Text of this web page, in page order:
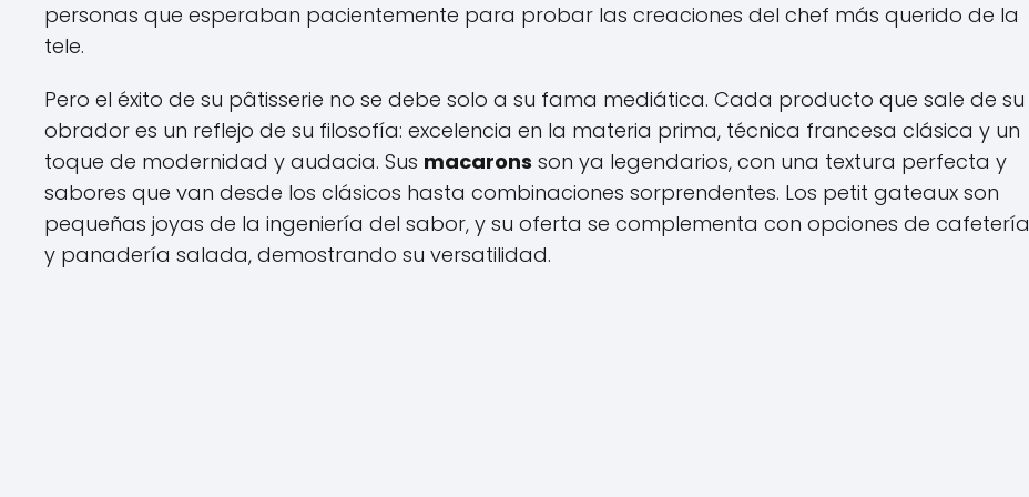
personas que esperaban pacientemente para probar las creaciones del chef más querido de la
tele.
Pero el éxito de su pâtisserie no se debe solo a su fama mediática. Cada producto que sale de su
obrador es un reflejo de su filosofía: excelencia en la materia prima, técnica francesa clásica y un
toque de modernidad y audacia. Sus macarons son ya legendarios, con una textura perfecta y
sabores que van desde los clásicos hasta combinaciones sorprendentes. Los petit gateaux son
pequeñas joyas de la ingeniería del sabor, y su oferta se complementa con opciones de cafetería
y panadería salada, demostrando su versatilidad.